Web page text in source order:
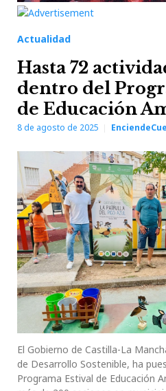
Actualidad
Hasta 72
dentro del
de Educación
8 de agosto de 2025
El Gobierno de Castilla-La
de Desarrollo Sostenible, ha
Programa Estival de Educación